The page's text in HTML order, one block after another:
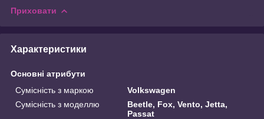
Приховати
Характеристики
Основні атрибути
Сумісність з маркою
Volkswagen
Сумісність з моделлю
Beetle, Fox, Vento, Jetta,
Passat